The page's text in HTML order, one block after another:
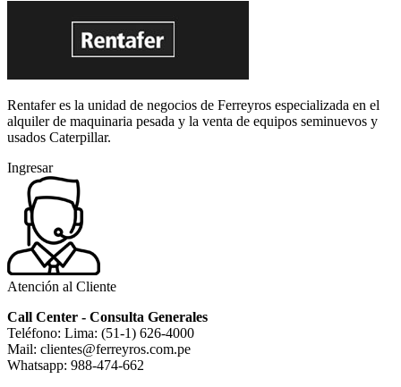
Rentafer es la unidad de negocios de Ferreyros especializada en el
alquiler de maquinaria pesada y la venta de equipos seminuevos y
usados Caterpillar.
Ingresar
Atención al Cliente
Call Center - Consulta Generales
Teléfono: Lima: (51-1) 626-4000
Mail: clientes@ferreyros.com.pe
Whatsapp: 988-474-662